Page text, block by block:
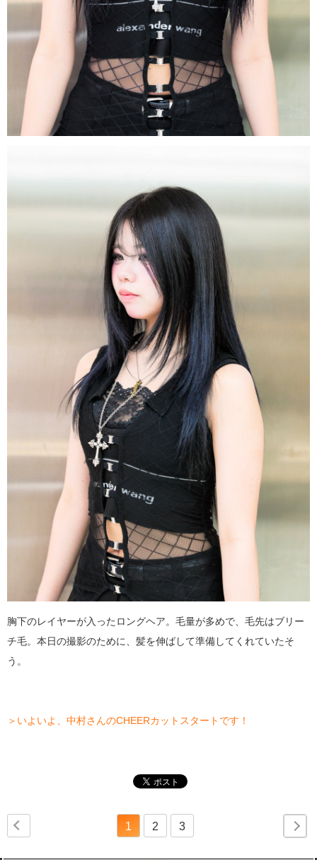
胸下のレイヤーが入ったロングヘア。毛量が多めで、毛先はブリー
チ毛。本日の撮影のために、髪を伸ばして準備してくれていたそ
う。
＞いよいよ、中村さんのCHEERカットスタートです！
1 2 3